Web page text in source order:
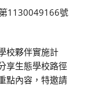
1130049166號
校夥伴實施計
享生態學校路徑
點內容，特邀請